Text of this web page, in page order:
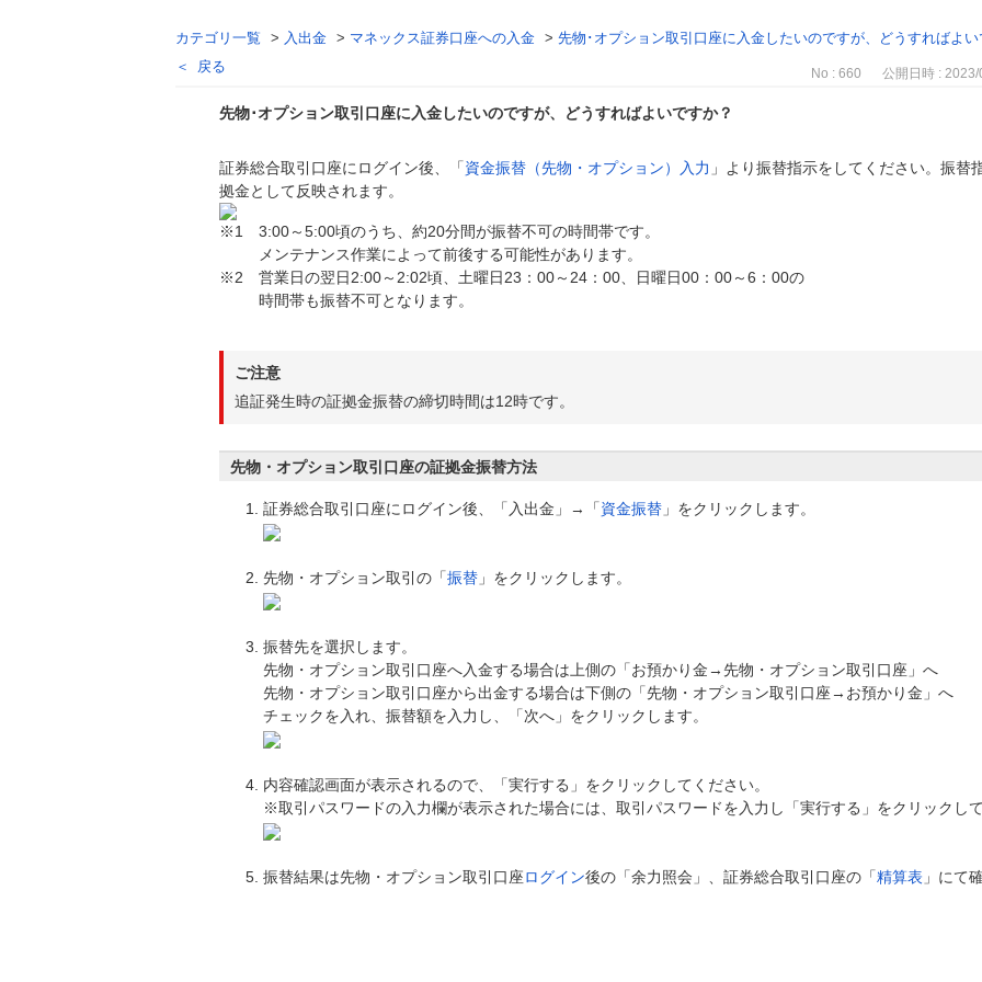
カテゴリ一覧 > 入出金 > マネックス証券口座への入金 > 先物･オプション取引口座に入金したいのですが、どうすればよい
戻る
No : 660 公開日時 :
先物･オプション取引口座に入金したいのですが、どうすればよいですか？
回答
証券総合取引口座にログイン後、「資金振替（先物・オプション）入力 」より振替指示をしてください。振
拠金として反映されます。
※1 3:00～5:00頃のうち、約20分間が振替不可の時間帯です。
メンテナンス作業によって前後する可能性があります。
※2 営業日の翌日2:00～2:02頃、土曜日23：00～24：00、日曜日00：00～6：00の
時間帯も振替不可となります。
ご注意
追証発生時の証拠金振替の締切時間は12時です。
先物・オプション取引口座の証拠金振替方法
証券総合取引口座にログイン後、「入出金」→「資金振替 」をクリックします。
先物・オプション取引の「振替 」をクリックします。
振替先を選択します。
先物・オプション取引口座へ入金する場合は上側の「お預かり金→先物・オプション取引口座」へ
先物・オプション取引口座から出金する場合は下側の「先物・オプション取引口座→お預かり金」へ
チェックを入れ、振替額を入力し、「次へ」をクリックします。
内容確認画面が表示されるので、「実行する」をクリックしてください。
※取引パスワードの入力欄が表示された場合には、取引パスワードを入力し「実行する」をクリックし
振替結果は先物・オプション取引口座ログイン後の「余力照会」、証券総合取引口座の「精算表 」にて